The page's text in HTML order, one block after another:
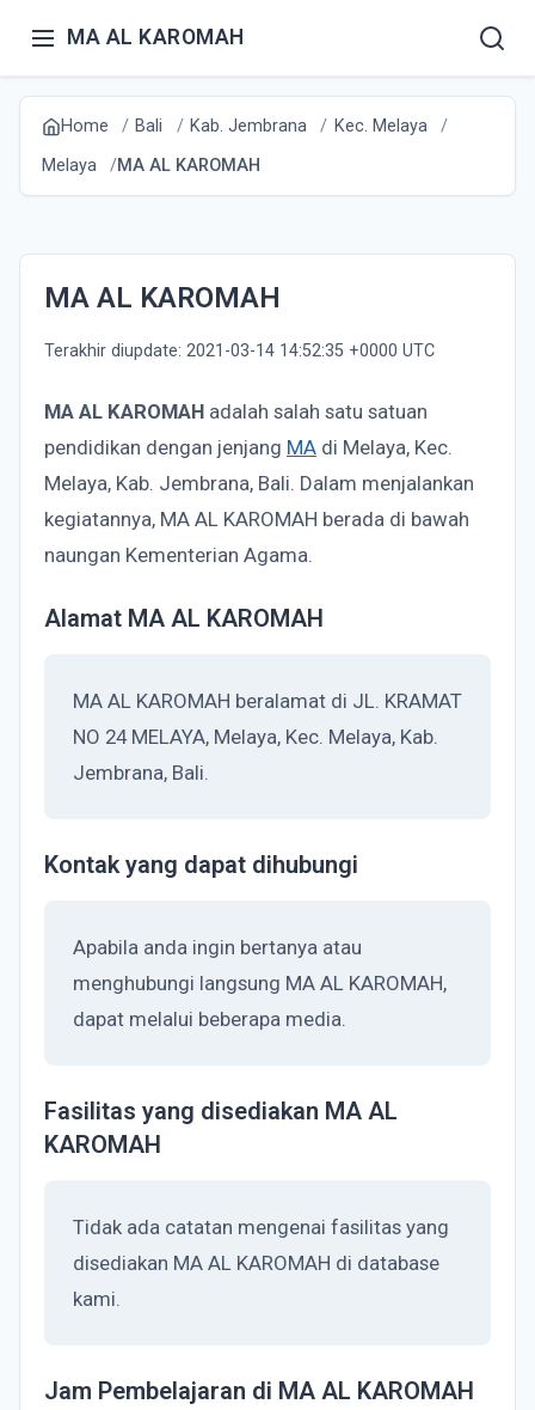
MA AL KAROMAH
Home Bali Kab. Jembrana
Kec. Melaya
Melaya
MA AL KAROMAH
MA AL KAROMAH
Terakhir diupdate: 2021-03-14 14:52:35 +0000 UTC
MA AL KAROMAH adalah salah satu satuan
pendidikan dengan jenjang MA di Melaya, Kec.
Melaya, Kab. Jembrana, Bali. Dalam menjalankan
kegiatannya, MA AL KAROMAH berada di bawah
naungan Kementerian Agama.
Alamat MA AL KAROMAH
MA AL KAROMAH beralamat di JL. KRAMAT
NO 24 MELAYA, Melaya, Kec. Melaya, Kab.
Jembrana, Bali.
Kontak yang dapat dihubungi
Apabila anda ingin bertanya atau
menghubungi langsung MA AL KAROMAH,
dapat melalui beberapa media.
Fasilitas yang disediakan MA AL
KAROMAH
Tidak ada catatan mengenai fasilitas yang
disediakan MA AL KAROMAH di database
kami.
Jam Pembelajaran di MA AL KAROMAH